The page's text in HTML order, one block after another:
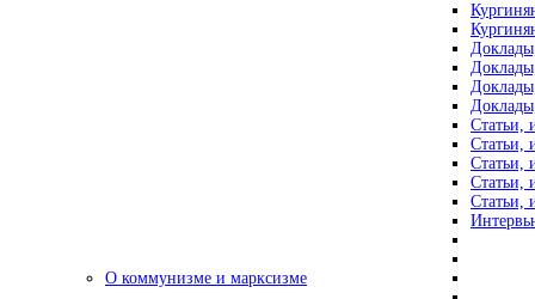
Статьи,
Статьи,
Статьи,
Статьи,
Статьи,
О коммунизме и марксизме